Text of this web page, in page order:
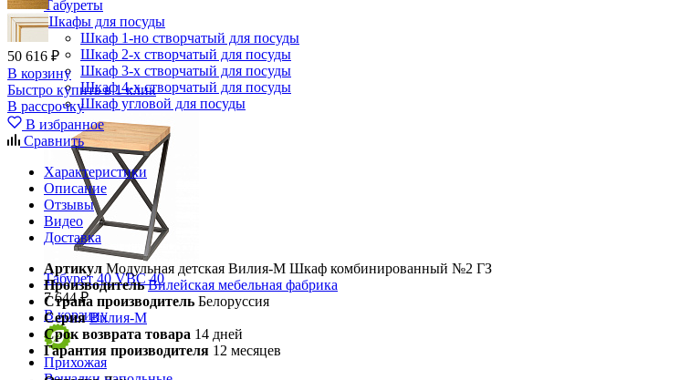
Табуреты
Шкафы для посуды
Шкаф 1-но створчатый для посуды
Шкаф 2-х створчатый для посуды
Шкаф 3-х створчатый для посуды
Шкаф 4-х створчатый для посуды
Шкаф угловой для посуды
Табурет 40 VBC 40
7 644 ₽
В корзину
Прихожая
50 616 ₽
В корзину
Быстро купить в 1 клик
В рассрочку
В избранное
Сравнить
Характеристики
Описание
Отзывы
Видео
Доставка
Артикул Модульная детская Вилия-М Шкаф комбинированный №2 ГЗ
Производитель Вилейская мебельная фабрика
Страна производитель Белоруссия
Серия Вилия-М
Срок возврата товара 14 дней
Гарантия производителя 12 месяцев